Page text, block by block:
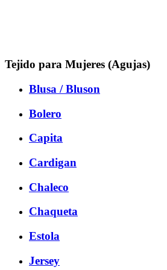
Tejido para Mujeres (Agujas)
Blusa / Bluson
Bolero
Capita
Cardigan
Chaleco
Chaqueta
Estola
Jersey